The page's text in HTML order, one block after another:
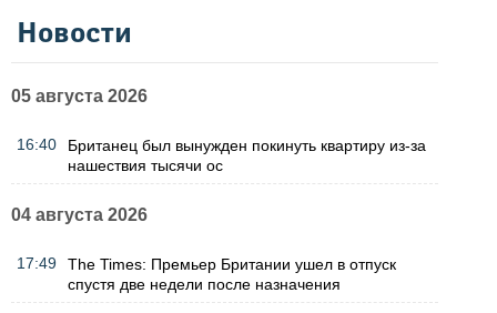
Новости
05 августа 2026
16:40
Британец был вынужден покинуть квартиру из-за
нашествия тысячи ос
04 августа 2026
17:49
The Times: Премьер Британии ушел в отпуск
спустя две недели после назначения